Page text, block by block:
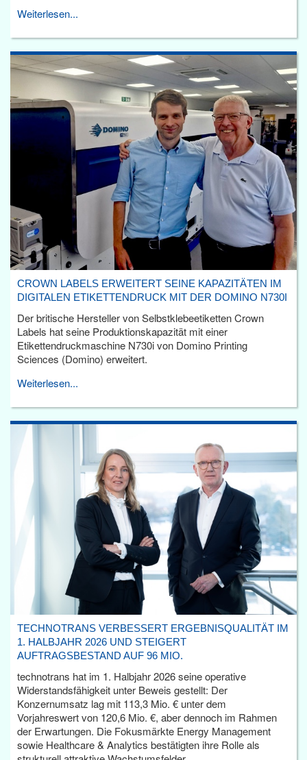
Weiterlesen...
CROWN LABELS ERWEITERT SEINE KAPAZITÄTEN IM
DIGITALEN ETIKETTENDRUCK MIT DER DOMINO N730I
Der britische Hersteller von Selbstklebeetiketten Crown
Labels hat seine Produktionskapazität mit einer
Etikettendruckmaschine N730i von Domino Printing
Sciences (Domino) erweitert.
Weiterlesen...
TECHNOTRANS VERBESSERT ERGEBNISQUALITÄT IM
1. HALBJAHR 2026 UND STEIGERT
AUFTRAGSBESTAND AUF 96 MIO.
technotrans hat im 1. Halbjahr 2026 seine operative
Widerstandsfähigkeit unter Beweis gestellt: Der
Konzernumsatz lag mit 113,3 Mio. € unter dem
Vorjahreswert von 120,6 Mio. €, aber dennoch im Rahmen
der Erwartungen. Die Fokusmärkte Energy Management
sowie Healthcare & Analytics bestätigten ihre Rolle als